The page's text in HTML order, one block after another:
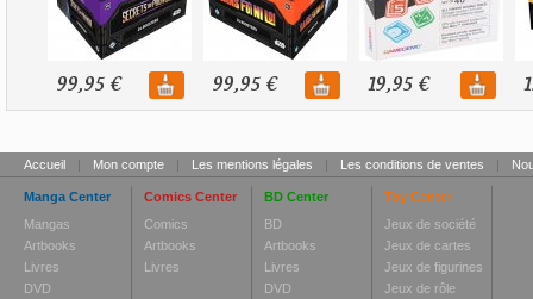
99,95 € 99,95 € 19,95 €
Accueil | Mon compte | Les mentions légales | Les conditions de ventes |
Manga Center
Mangas
Artbooks
Livres
DVD
Comics Center
Comics
Artbooks
Livres
BD Center
BD
Artbooks
Livres
DVD
Toy Center
Jeux de société
Jeux de cartes
Jeux de figurines
Jeux de rôle